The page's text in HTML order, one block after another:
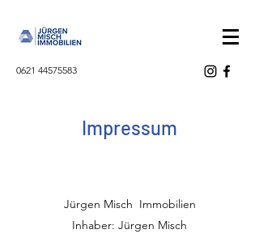
0621 44575583
Impressum
Jürgen Misch Immobilien
Inhaber: Jürgen Misch